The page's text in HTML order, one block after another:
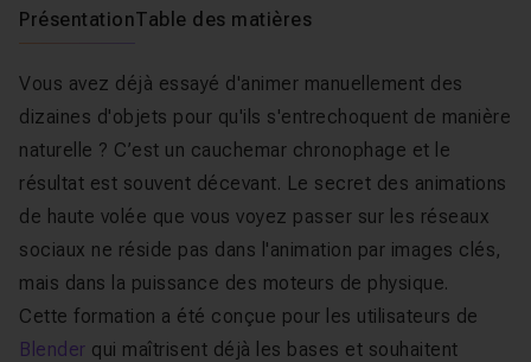
PrésentationTable des matières
Vous avez déjà essayé d'animer manuellement des
dizaines d'objets pour qu'ils s'entrechoquent de manière
naturelle ? C’est un cauchemar chronophage et le
résultat est souvent décevant. Le secret des animations
de haute volée que vous voyez passer sur les réseaux
sociaux ne réside pas dans l'animation par images clés,
mais dans la puissance des moteurs de physique.
Cette formation a été conçue pour les utilisateurs de
Blender qui maîtrisent déjà les bases et souhaitent